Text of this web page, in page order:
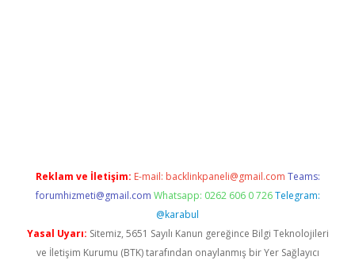
Reklam ve İletişim: E-mail: backlinkpaneli@gmail.com Teams:
forumhizmeti@gmail.com Whatsapp: 0262 606 0 726 Telegram:
@karabul
Yasal Uyarı: Sitemiz, 5651 Sayılı Kanun gereğince Bilgi Teknolojileri
ve İletişim Kurumu (BTK) tarafından onaylanmış bir Yer Sağlayıcı